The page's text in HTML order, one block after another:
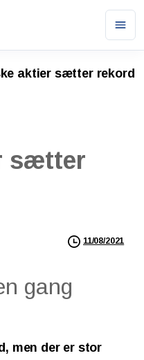
aktier sætter rekord
sætter
11/08/2021
gang
men der er stor